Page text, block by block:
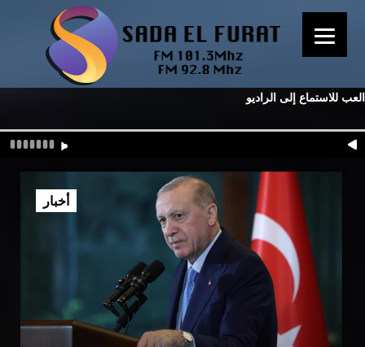
العب للاستماع إلى الراديو
أخبار